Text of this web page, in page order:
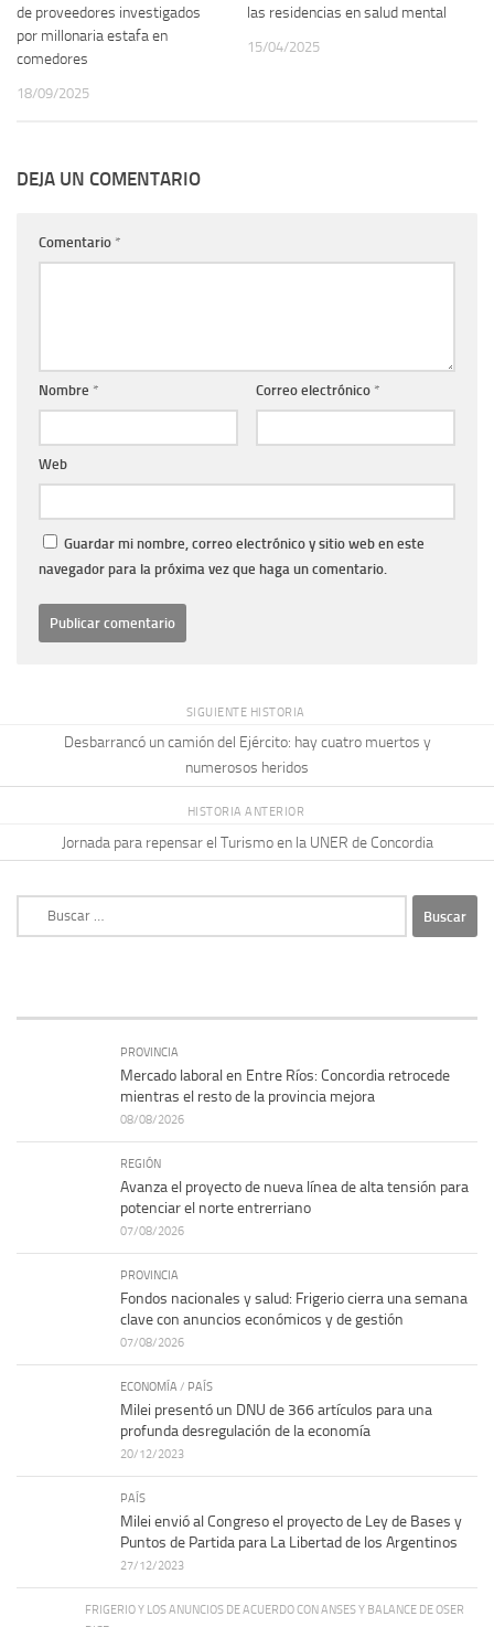
de proveedores investigados
por millonaria estafa en
comedores
18/09/2025
las residencias en salud mental
15/04/2025
DEJA UN COMENTARIO
Comentario *
Nombre * Correo electrónico *
Web
Guardar mi nombre, correo electrónico y sitio web en este
navegador para la próxima vez que haga un comentario.
SIGUIENTE HISTORIA
Desbarrancó un camión del Ejército: hay cuatro muertos y
numerosos heridos
HISTORIA ANTERIOR
Jornada para repensar el Turismo en la UNER de Concordia
PROVINCIA
Mercado laboral en Entre Ríos: Concordia retrocede
mientras el resto de la provincia mejora
08/08/2026
REGIÓN
Avanza el proyecto de nueva línea de alta tensión para
potenciar el norte entrerriano
07/08/2026
PROVINCIA
Fondos nacionales y salud: Frigerio cierra una semana
clave con anuncios económicos y de gestión
07/08/2026
ECONOMÍA / PAÍS
Milei presentó un DNU de 366 artículos para una
profunda desregulación de la economía
20/12/2023
PAÍS
Milei envió al Congreso el proyecto de Ley de Bases y
Puntos de Partida para La Libertad de los Argentinos
27/12/2023
FRIGERIO Y LOS ANUNCIOS DE ACUERDO CON ANSES Y BALANCE DE OSER